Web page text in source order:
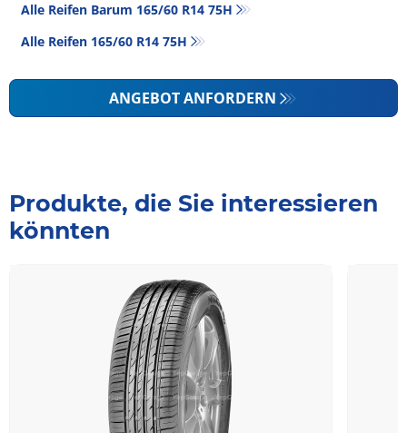
Alle Reifen Barum 165/60 R14 75H
Alle Reifen‎ 165/60 R14 75H
ANGEBOT ANFORDERN
Produkte, die Sie interessieren
könnten